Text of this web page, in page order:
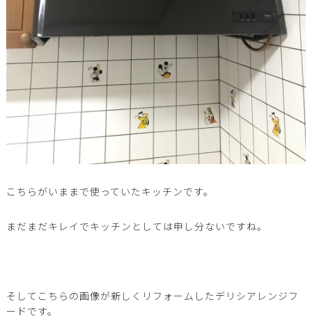
こちらがいままで使っていたキッチンです。
まだまだキレイでキッチンとしては申し分ないですね。
そしてこちらの画像が新しくリフォームしたデリシアレンジフ
ードです。